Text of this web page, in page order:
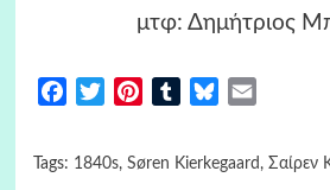
μτφ: Δημήτριος
FacebookTwitterPinterestTumblrBluesky
Tags: 1840s, Søren Kierkegaard , Σαίρεν